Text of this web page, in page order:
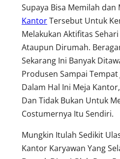
Supaya Bisa Memilah dan
KantorTersebut Untuk
Melakukan Aktifitas
Ataupun Dirumah.
Sekarang Ini Banyak
Produsen Sampai
Dalam Hal Ini Meja
Dan Tidak Bukan Untuk
Costumernya Itu Sendiri.
Mungkin Itulah Sedikit
Kantor Karyawan Yang